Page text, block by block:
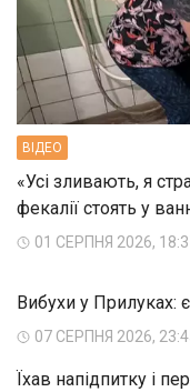
ВIДЕО
«Усі зливають, я
фекалії стоять у
01 СЕРПНЯ 2026,
Вибухи у Прилуках:
07 СЕРПНЯ 2026,
Їхав напідпитку і